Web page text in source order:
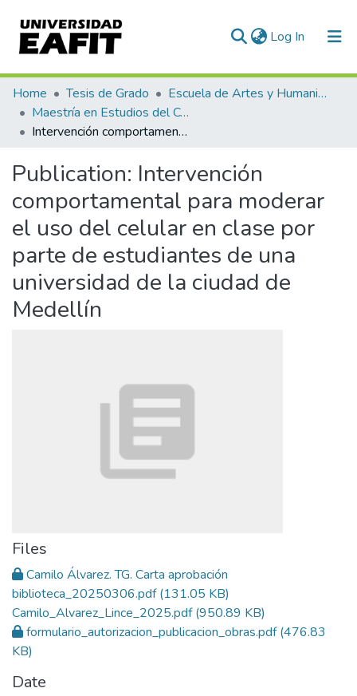
Log In (current)
Communities & Collections
All of DSpace
Home Tesis de Grado
Escuela de Artes y Humanidades
Maestría en Estudios del Comportamiento (tesis)
Intervención comportamental para moderar el uso del celular en clase por parte de estudiantes de una universidad de la ciudad de Medellín
Publication: Intervención
comportamental para moderar
el uso del celular en clase por
parte de estudiantes de una
universidad de la ciudad de
Medellín
Files
Camilo Álvarez. TG. Carta aprobación
biblioteca_20250306.pdf(131.05 KB)
Camilo_Alvarez_Lince_2025.pdf(950.89 KB)
formulario_autorizacion_publicacion_obras.pdf(476.83
KB)
Date